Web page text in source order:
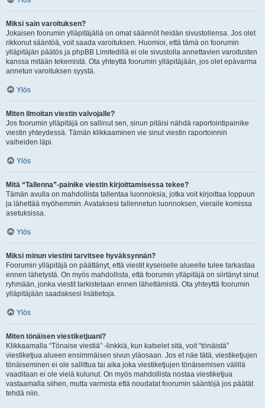
Miksi sain varoituksen?
Jokaisen foorumin ylläpitäjällä on omat säännöt heidän sivustollensa. Jos olet
rikkonut sääntöä, voit saada varoituksen. Huomioi, että tämä on foorumin
ylläpitäjän päätös ja phpBB Limitedillä ei ole sivustolla annettavien varoitusten
kanssa mitään tekemistä. Ota yhteyttä foorumin ylläpitäjään, jos olet epävarma
annetun varoituksen syystä.
Ylös
Miten ilmoitan viestin valvojalle?
Jos foorumin ylläpitäjä on sallinut sen, sinun pitäisi nähdä raportointipainike
viestin yhteydessä. Tämän klikkaaminen vie sinut viestin raportoinnin
vaiheiden läpi.
Ylös
Mitä “Tallenna”-painike viestin kirjoittamisessa tekee?
Tämän avulla on mahdollista tallentaa luonnoksia, jotka voit kirjoittaa loppuun
ja lähettää myöhemmin. Avataksesi tallennetun luonnoksen, vieraile komissa
asetuksissa.
Ylös
Miksi minun viestini tarvitsee hyväksynnän?
Foorumin ylläpitäjä on päättänyt, että viestit kyseiselle alueelle tulee tarkastaa
ennen lähetystä. On myös mahdollista, että foorumin ylläpitäjä on siirtänyt sinut
ryhmään, jonka viestit tarkistetaan ennen lähettämistä. Ota yhteyttä foorumin
ylläpitäjään saadaksesi lisätietoja.
Ylös
Miten tönäisen viestiketjuani?
Klikkaamalla “Tönaise viestiä” -linkkiä, kun katselet sitä, voit “tönäistä”
viestiketjua alueen ensimmäisen sivun yläosaan. Jos et näe tätä, viestiketjujen
tönäiseminen ei ole sallittua tai aika joka viestiketjujen tönäisemisen välillä
vaaditaan ei ole vielä kulunut. On myös mahdollista nostaa viestiketjua
vastaamalla siihen, mutta varmista että noudatat foorumin sääntöjä jos päätät
tehdä niin.